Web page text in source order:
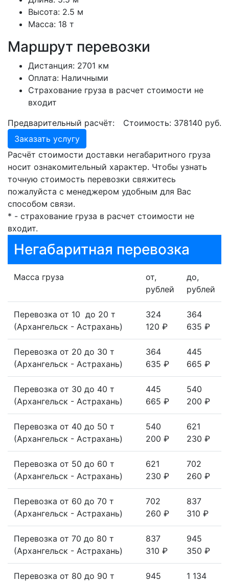
Высота: 2.5 м
Масса: 18 т
Маршрут перевозки
Дистанция: 2701 км
Оплата: Наличными
Страхование груза в расчет стоимости не
входит
Предварительный расчёт:
Стоимость: 378140 руб.
Заказать услугу
Расчёт стоимости доставки негабаритного груза
носит ознакомительный характер. Чтобы узнать
точную стоимость перевозки свяжитесь
пожалуйста с менеджером удобным для Вас
способом связи.
* - страхование груза в расчет стоимости не
входит.
Негабаритная перевозка
Масса груза
от,
рублей
до,
рублей
Перевозка от 10 до 20 т
(Архангельск - Астрахань)
324
120 ₽
364
635 ₽
Перевозка от 20 до 30 т
(Архангельск - Астрахань)
364
635 ₽
445
665 ₽
Перевозка от 30 до 40 т
(Архангельск - Астрахань)
445
665 ₽
540
200 ₽
Перевозка от 40 до 50 т
(Архангельск - Астрахань)
540
200 ₽
621
230 ₽
Перевозка от 50 до 60 т
(Архангельск - Астрахань)
621
230 ₽
702
260 ₽
Перевозка от 60 до 70 т
(Архангельск - Астрахань)
702
260 ₽
837
310 ₽
Перевозка от 70 до 80 т
(Архангельск - Астрахань)
837
310 ₽
945
350 ₽
Перевозка от 80 до 90 т
945
1 134